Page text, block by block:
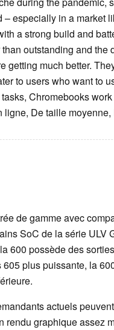
especially in a market
a strong build and
outstanding and the
getting much better.
to users who want to
Chromebooks
De taille moyenne,
de gamme avec
SoC de la série ULV
600 possède des
plus puissante, la
actuels
rendu graphique assez